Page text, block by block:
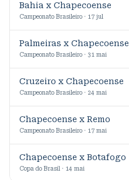
Bahia x Chapecoense
Campeonato Brasileiro · 17 jul
Palmeiras x Chapecoense
Campeonato Brasileiro · 31 mai
Cruzeiro x Chapecoense
Campeonato Brasileiro · 24 mai
Chapecoense x Remo
Campeonato Brasileiro · 17 mai
Chapecoense x Botafogo
Copa do Brasil · 14 mai